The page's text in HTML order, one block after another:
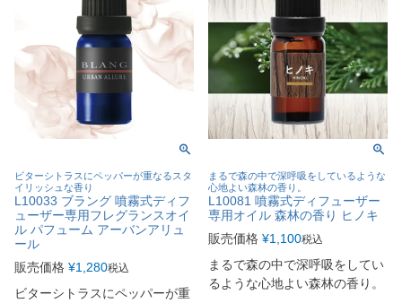
ビターシトラスにペッパーが重なるスタ
イリッシュな香り
L10033 ブラング 噴霧式ディフ
ューザー専用フレグランスオイ
ル パフューム アーバンアリュ
ール
販売価格 ¥1,280税込
ビターシトラスにペッパーが重
まるで森の中で深呼吸をしているような
心地よい森林の香り。
L10081 噴霧式ディフューザー
専用オイル 森林の香り ヒノキ
販売価格 ¥1,100税込
まるで森の中で深呼吸をしてい
るような心地よい森林の香り。